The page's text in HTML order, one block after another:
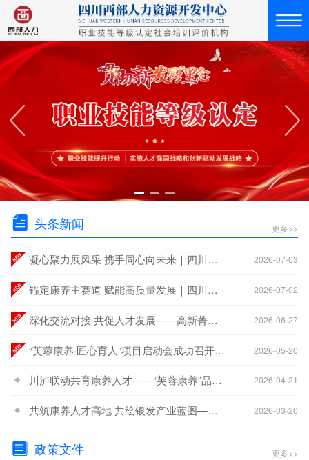
头条新闻 更多>>
凝心聚力展风采 携手同心向未来｜四川西部人力资源开发中心2026年度团建活动圆满举行 2026-07-03
锚定康养主赛道 赋能高质量发展｜四川西部人力资源开发中心成功召开2026年度半年总结会 2026-07-02
深化交流对接 共促人才发展——高新菁蓉汇智人才一行莅临西部人力资源开发中心交流座谈 2026-06-27
“芙蓉康养·匠心育人”项目启动会成功召开 政行校企协同共筑就业困难群体赋能新生态 2026-05-20
川泸联动共育康养人才——“芙蓉康养”品牌建设交流座谈会顺利举行 2026-04-21
共筑康养人才高地 共绘银发产业蓝图——“芙蓉康养”银发产业技能人才培育体系专题研讨会成功举办 2026-03-20
政策文件 更多>>